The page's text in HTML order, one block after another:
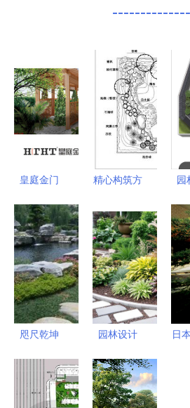
皇庭金门
的时空诗学
——从云淡
风轻到院下
知秋
精心构筑方
读某小庭院
CAD园林设
计施工图
园
计
咫尺乾坤
植物与山石
的共生之韵
园林设计
植物组成的
和谐乐章
日